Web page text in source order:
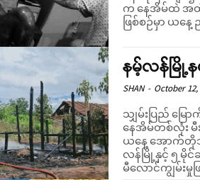
က နေအိမ်ထဲ အထိ
ဖြစ်စဉ်မှာ ယန
နမ့်လန်မြို့
SHAN - October 12,
သျှမ်းပြည် မြေ
နေအိမ်တစ်လုံး မီ
ယနေ့ အောက်တို
လန်မြို့နှင့် ၅ မို
မီလောင်ကျွမ်းမှုဖ